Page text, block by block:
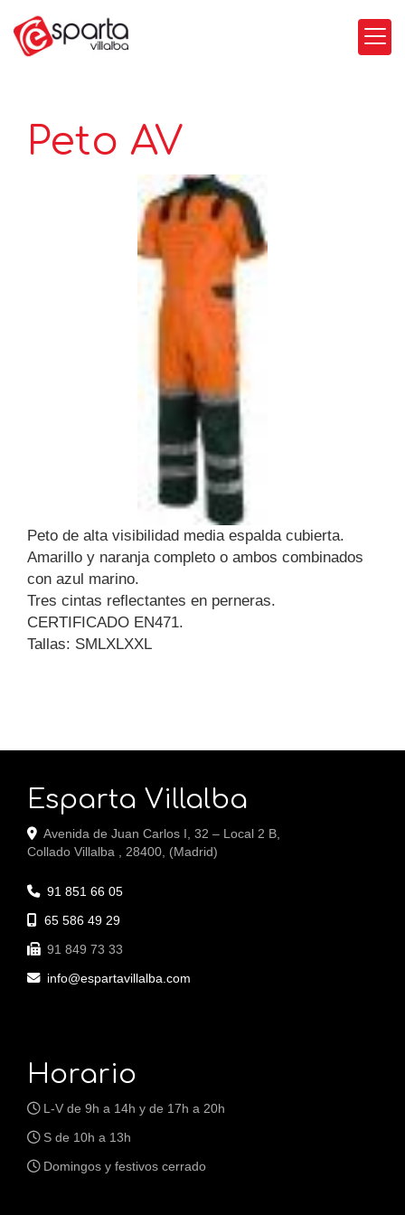
Peto AV
Peto de alta visibilidad media espalda cubierta.
Amarillo y naranja completo o ambos combinados
con azul marino.
Tres cintas reflectantes en perneras.
CERTIFICADO EN471.
Tallas: SMLXLXXL
Esparta Villalba
Avenida de Juan Carlos I, 32 – Local 2 B,
Collado Villalba
28400 (Madrid)
91 851 66 05
65 586 49 29
91 849 73 33
info
espartavillalba.com
Horario
L-V de 9h a 14h y de 17h a 20h
S de 10h a 13h
Domingos y festivos cerrado